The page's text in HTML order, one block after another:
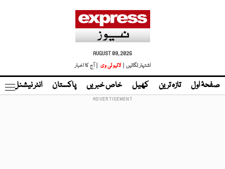
AUGUST 09, 2026
اشتہار لگائیں |
لائیو ٹی وی | آج کا اخبار
صفحۂ اول تازہ ترین کھیل خاص خبریں پاکستان انٹر نیشنل